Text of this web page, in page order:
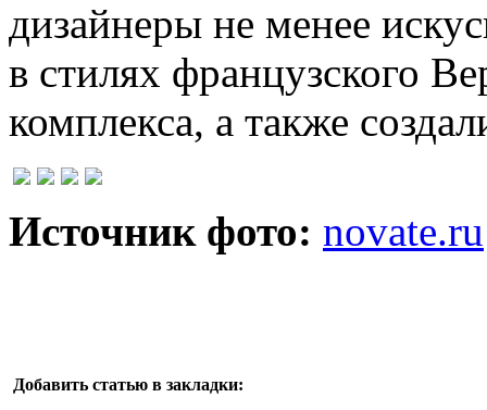
дизайнеры не менее
в стилях французского
комплекса, а также
Источник фото: novate.ru
Добавить статью в закладки: